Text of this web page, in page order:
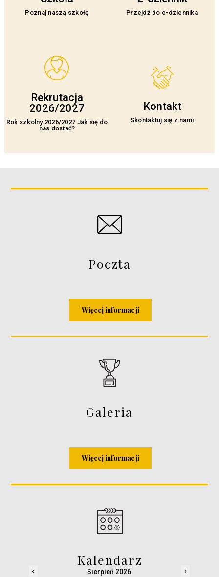
Poznaj naszą szkołę Przejdź do e-dziennika
Rekrutacja
2026/2027
Rok szkolny 2026/2027 Jak się do
nas dostać?
Kontakt
Skontaktuj się z nami
Poczta
Więcej informacji
Galeria
Więcej informacji
Kalendarz
‹ Sierpień 2026 ›